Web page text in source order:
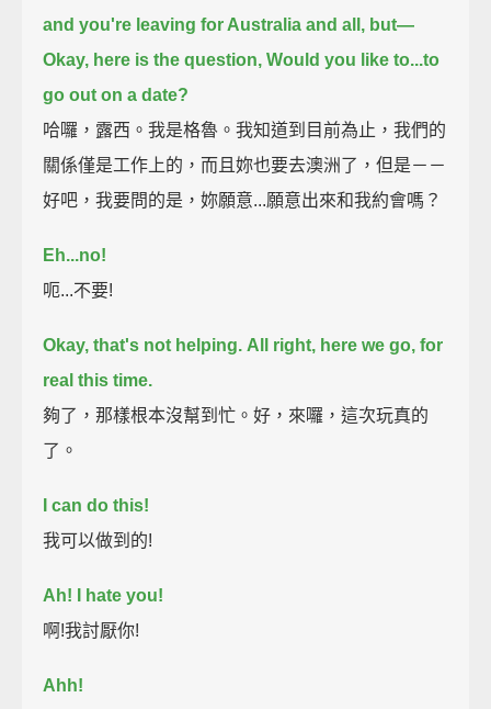
and you're leaving for Australia and all, but—
Okay, here is the question, Would you like to...to
go out on a date?
哈囉，露西。我是格魯。我知道到目前為止，我們的
關係僅是工作上的，而且妳也要去澳洲了，但是－－
好吧，我要問的是，妳願意...願意出來和我約會嗎？
Eh...no!
呃...不要!
Okay, that's not helping. All right, here we go, for
real this time.
夠了，那樣根本沒幫到忙。好，來囉，這次玩真的
了。
I can do this!
我可以做到的!
Ah! I hate you!
啊!我討厭你!
Ahh!